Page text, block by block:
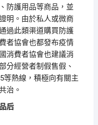
防護用品等商品，並
明。由於私人或微商
過此類渠道購買防護
者協會也都發布疫情
消費者協會也建議消
分經營者制假售假、
等熱線，積極向有關主
治。
后